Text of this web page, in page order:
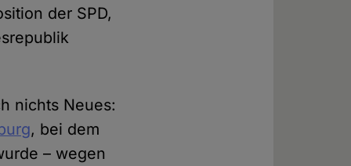
der SPD,
nichts Neues:
, bei dem
– wegen